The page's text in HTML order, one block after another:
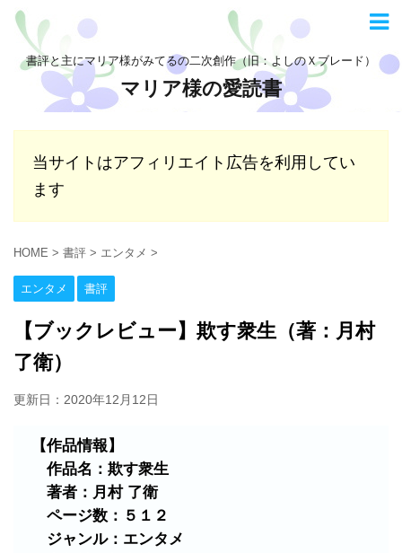
書評と主にマリア様がみてるの二次創作（旧：よしのＸブレード）
マリア様の愛読書
当サイトはアフィリエイト広告を利用してい
ます
HOME > 書評 > エンタメ >
エンタメ 書評
【ブックレビュー】欺す衆生（著：月村
了衛）
更新日： 2020年12月12日
【作品情報】
作品名：欺す衆生
著者：月村 了衛
ページ数：５１２
ジャンル：エンタメ